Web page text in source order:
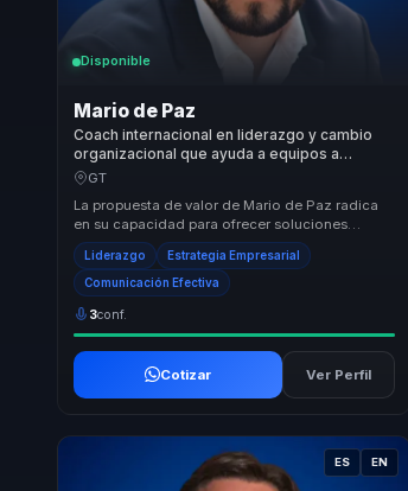
Disponible
Mario de Paz
Coach internacional en liderazgo y cambio
organizacional que ayuda a equipos a
convertir estrategia y finanzas en ejecucion,
GT
La propuesta de valor de Mario de Paz radica
en su capacidad para ofrecer soluciones
integrales que combinan inspiración y acción.
Su enf...
Liderazgo Estrategia Empresarial
Comunicación Efectiva
3conf.
Cotizar Ver Perfil
ES EN